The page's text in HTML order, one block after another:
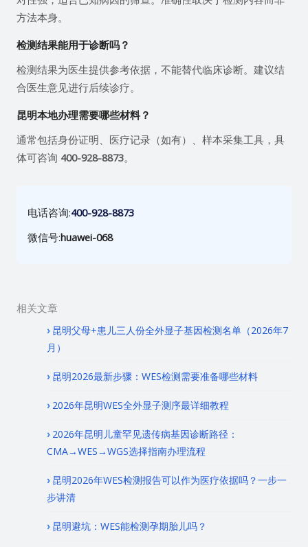
方法本身。
检测结果能用于诊断吗？
检测结果为医生提供参考依据，不能替代临床诊断。建议结
合医生意见进行后续诊疗。
昆明本地办理需要哪些材料？
通常包括身份证明、医疗记录（如有）、样本采集工具，具
体可咨询 400-928-8873。
电话咨询:400-928-8873
微信号:huawei-068
相关文章
昆明父母+患儿三人份全外显子基因检测名单（2026年7
月）
昆明2026最新步骤：WES检测需要准备哪些材料
2026年昆明WES全外显子测序最详细教程
2026年昆明儿童罕见遗传病基因诊断路径：
CMA→WES→WGS选择指南办理流程
昆明2026年WES检测报告可以作为医疗依据吗？一步一
步讲清
昆明避坑：WES能检测孕期胎儿吗？